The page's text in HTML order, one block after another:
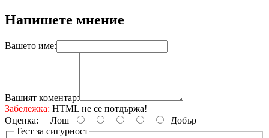
Напишете мнение
Вашето име:
Вашият коментар:
Забележка: HTML не се потдържа!
Оценка: Лош
Добър
Тест за сигурност